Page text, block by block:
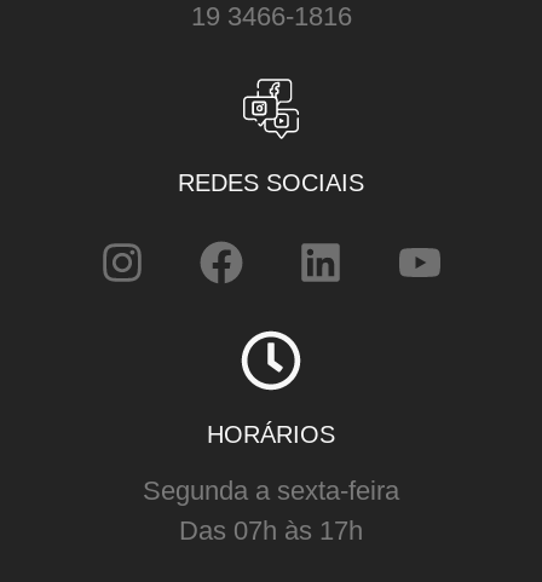
19 3466-1816
REDES SOCIAIS
HORÁRIOS
Segunda a sexta-feira
Das 07h às 17h